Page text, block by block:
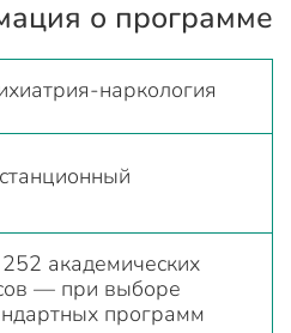
о программе
наркология
академических
— при выборе
программ